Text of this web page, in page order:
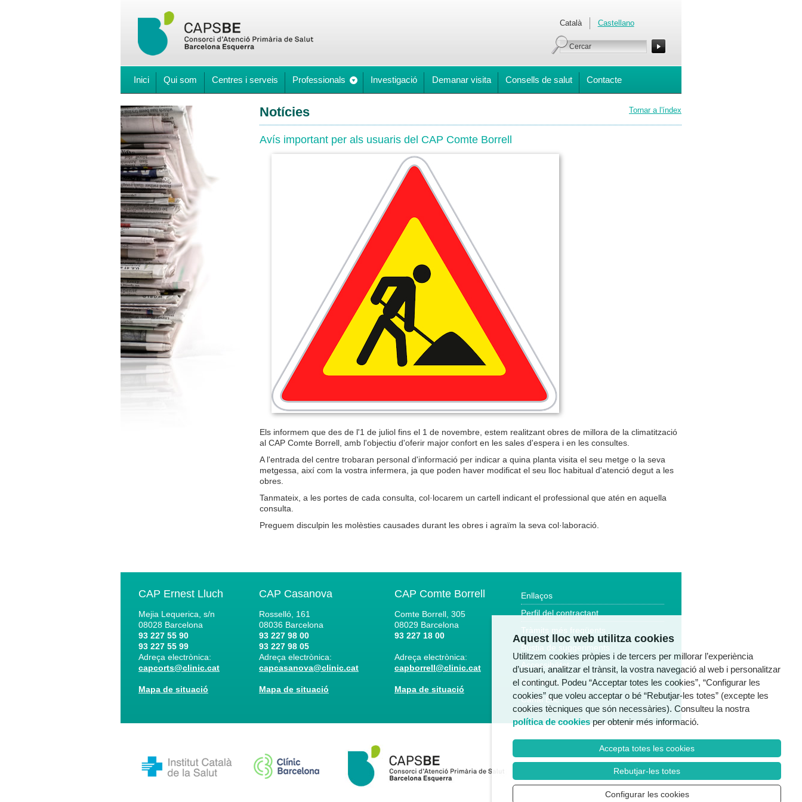
Català Castellano
Inici Qui som Centres i serveis Professionals Investigació Demanar visita Consells de salut Contacte
Tornar a l'índex
Notícies
Avís important per als usuaris del CAP Comte Borrell
Els informem que des de l'1 de juliol fins el 1 de novembre, estem realitzant obres de millora de la climatització
al CAP Comte Borrell, amb l'objectiu d'oferir major confort en les sales d'espera i en les consultes.
A l'entrada del centre trobaran personal d'informació per indicar a quina planta visita el seu metge o la seva
metgessa, així com la vostra infermera, ja que poden haver modificat el seu lloc habitual d'atenció degut a les
obres.
Tanmateix, a les portes de cada consulta, col·locarem un cartell indicant el professional que atén en aquella
consulta.
Preguem disculpin les molèsties causades durant les obres i agraïm la seva col·laboració.
CAP Ernest Lluch
Mejia Lequerica, s/n
08028 Barcelona
93 227 55 90
93 227 55 99
Adreça electrònica:
capcorts@clinic.cat
Mapa de situació
CAP Casanova
Rosselló, 161
08036 Barcelona
93 227 98 00
93 227 98 05
Adreça electrònica:
capcasanova@clinic.cat
Mapa de situació
CAP Comte Borrell
Comte Borrell, 305
08029 Barcelona
93 227 18 00
Adreça electrònica:
capborrell@clinic.cat
Mapa de situació
Enllaços
Perfil del contractant
Tràmits més freqüents
Bústia de suggeriments
Accessibilitat
Nota legal
Canal Ètic
Aquest lloc web utilitza cookies
Utilitzem cookies pròpies i de tercers per millorar l’experiència
d’usuari, analitzar el trànsit, la vostra navegació al web i personalitzar
el contingut. Podeu “Acceptar totes les cookies”, “Configurar les
cookies” que voleu acceptar o bé “Rebutjar-les totes” (excepte les
cookies tècniques que són necessàries). Consulteu la nostra
política de cookiesper obtenir més informació.
Accepta totes les cookies
Rebutjar-les totes
Configurar les cookies